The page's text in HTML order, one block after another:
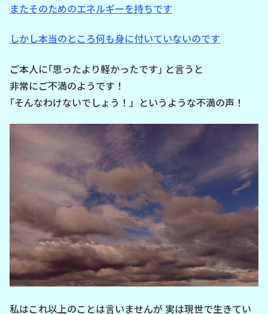
またそのためのエネルギーを持ちです
しかし本当のところ何も身に付いていないのです
ご本人に｢思ったより軽かったです｣ と言うと
非常にご不満のようです！
｢そんなわけないでしょう！」というような不満の声！
私はこれ以上のことは言いませんが 実は現世で生きてい